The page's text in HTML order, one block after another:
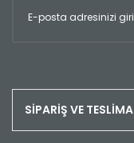
SİPARİŞ VE